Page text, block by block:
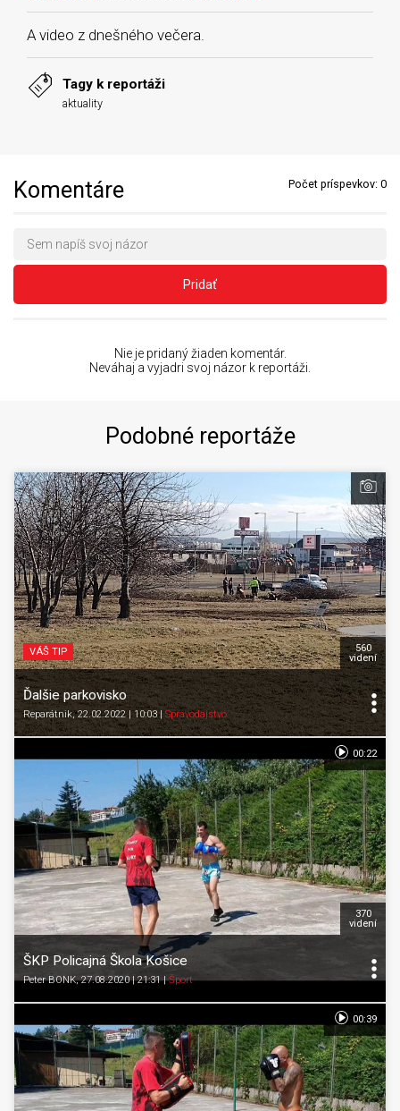
A video z dnešného večera.
Tagy k reportáži
aktuality
Komentáre Počet príspevkov: 0
Pridať
Nie je pridaný žiaden komentár.
Neváhaj a vyjadri svoj názor k reportáži.
Podobné reportáže
VÁŠ TIP
Ďalšie parkovisko
Reparátnik, 22.02.2022 | 10:03| Spravodajstvo
560
videní
ŠKP Policajná Škola Košice
Peter BONK, 27.08.2020 | 21:31|Šport
370
videní
00:22
00:39